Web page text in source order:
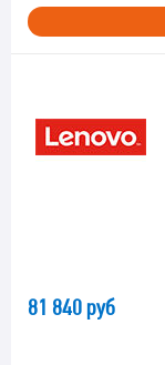
81 840 руб